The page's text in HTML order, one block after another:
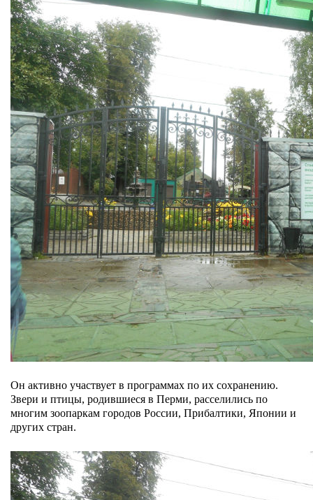
Он активно участвует в программах по их сохранению.
Звери и птицы, родившиеся в Перми, расселились по
многим зоопаркам городов России, Прибалтики, Японии и
других стран.